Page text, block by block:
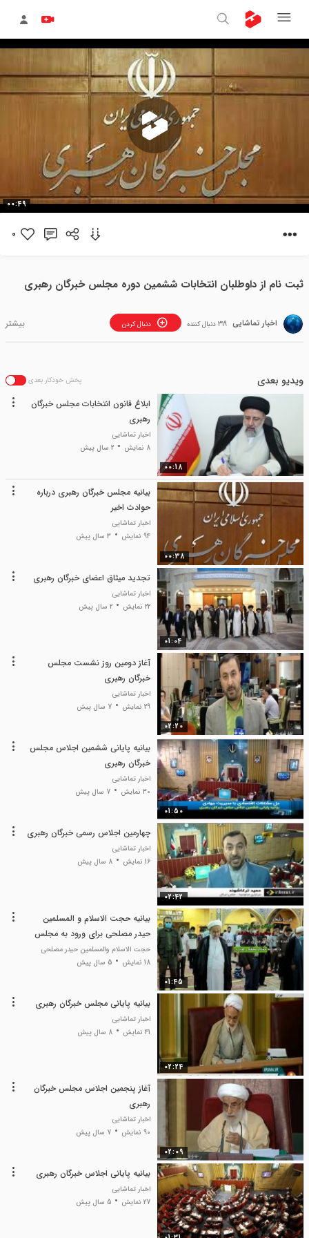
پخش
00:49
0
ثبت نام از داوطلبان انتخابات ششمین دوره مجلس خبرگان رهبری
اخبار تماشایی دنبال کردن 319 دنبال کننده
ویدیو بعدی پخش خودکار بعدی
00:18
ابلاغ قانون انتخابات مجلس خبرگان
رهبری
اخبار تماشایی
8 نمایش
2 سال پیش
00:38
بیانیه مجلس خبرگان رهبری درباره
حوادث اخیر
اخبار تماشایی
94 نمایش
3 سال پیش
01:04
تجدید میثاق اعضای خبرگان رهبری
اخبار تماشایی
22 نمایش
2 سال پیش
02:20
آغاز دومین روز نشست مجلس
خبرگان رهبری
اخبار تماشایی
29 نمایش
7 سال پیش
01:50
بیانیه پایانی ششمین اجلاس مجلس
خبرگان رهبری
اخبار تماشایی
30 نمایش
7 سال پیش
02:42
چهارمین اجلاس رسمی خبرگان رهبری
اخبار تماشایی
16 نمایش
8 سال پیش
01:45
بیانیه حجت الاسلام و المسلمین
حیدر مصلحی برای ورود به مجلس
خبرگان رهبری
حجت الاسلام والمسلمین حیدر مصلحی
18 نمایش
5 سال پیش
02:24
بیانیه پایانی مجلس خبرگان رهبری
اخبار تماشایی
41 نمایش
8 سال پیش
02:09
آغاز پنجمین اجلاس مجلس خبرگان
رهبری
اخبار تماشایی
90 نمایش
7 سال پیش
بیانیه پایانی اجلاس خبرگان رهبری
اخبار تماشایی
27 نمایش
5 سال پیش